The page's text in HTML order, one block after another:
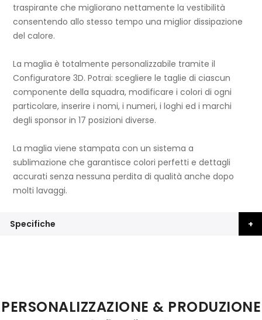
traspirante che migliorano nettamente la vestibilità
consentendo allo stesso tempo una miglior dissipazione
del calore.
La maglia è totalmente personalizzabile tramite il
Configuratore 3D. Potrai: scegliere le taglie di ciascun
componente della squadra, modificare i colori di ogni
particolare, inserire i nomi, i numeri, i loghi ed i marchi
degli sponsor in 17 posizioni diverse.
La maglia viene stampata con un sistema a
sublimazione che garantisce colori perfetti e dettagli
accurati senza nessuna perdita di qualità anche dopo
molti lavaggi.
Specifiche
PERSONALIZZAZIONE & PRODUZIONE